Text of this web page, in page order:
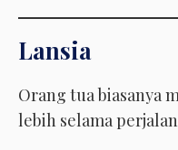
Lansia
Orang tua biasanya
lebih selama